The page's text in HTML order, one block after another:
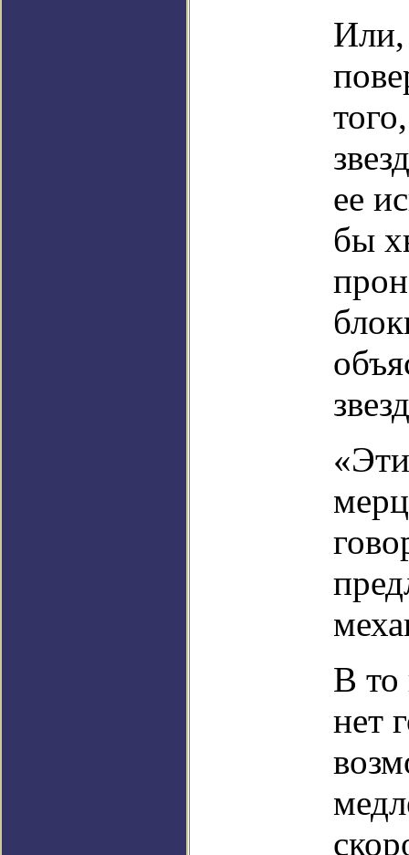
Или,
ее
бы
В то
нет